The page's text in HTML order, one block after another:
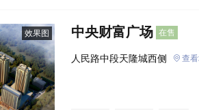
效果图 中央财富广场 在售
人民路中段天隆城西侧 查